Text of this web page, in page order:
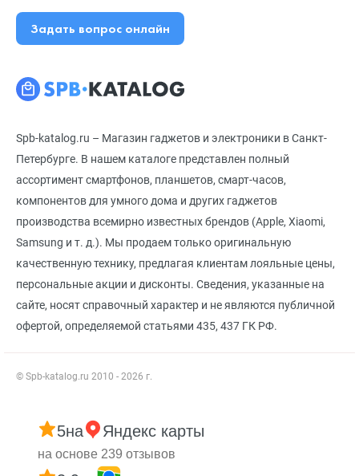
Spb-katalog.ru – Магазин гаджетов и электроники в Санкт-
Петербурге. В нашем каталоге представлен полный
ассортимент смартфонов, планшетов, смарт-часов,
компонентов для умного дома и других гаджетов
производства всемирно известных брендов (Apple, Xiaomi,
Samsung и т. д.). Мы продаем только оригинальную
качественную технику, предлагая клиентам лояльные цены,
персональные акции и дисконты. Сведения, указанные на
сайте, носят справочный характер и не являются публичной
офертой, определяемой статьями 435, 437 ГК РФ.
© Spb-katalog.ru 2010 - 2026 г.
Задать вопрос онлайн
5на Яндекс карты
на основе 239 отзывов